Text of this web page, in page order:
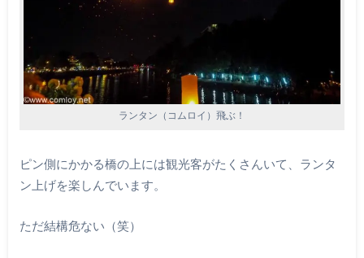
ランタン（コムロイ）飛ぶ！
ピン側にかかる橋の上には観光客がたくさんいて、ランタ
ン上げを楽しんでいます。
ただ結構危ない（笑）